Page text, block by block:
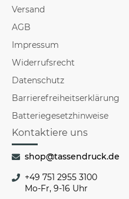
Versand
AGB
Impressum
Widerrufsrecht
Datenschutz
Barrierefreiheitserklärung
Batteriegesetzhinweise
Kontaktiere uns
shop@tassendruck.de
+49 751 2955 3100
Mo-Fr, 9-16 Uhr